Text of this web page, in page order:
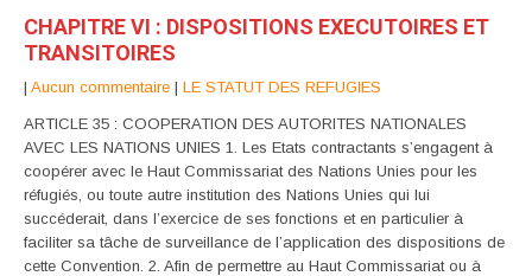
CHAPITRE VI : DISPOSITIONS EXECUTOIRES ET
TRANSITOIRES
| Aucun commentaire | LE STATUT DES REFUGIES
ARTICLE 35 : COOPERATION DES AUTORITES NATIONALES
AVEC LES NATIONS UNIES 1. Les Etats contractants s’engagent à
coopérer avec le Haut Commissariat des Nations Unies pour les
réfugiés, ou toute autre institution des Nations Unies qui lui
succéderait, dans l’exercice de ses fonctions et en particulier à
faciliter sa tâche de surveillance de l’application des dispositions de
cette Convention. 2. Afin de permettre au Haut Commissariat ou à